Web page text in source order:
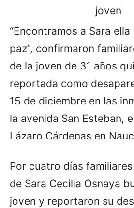
joven
“Encontramos a Sara
paz”, confirmaron
de la joven de 31 años
reportada como
15 de diciembre en las
la avenida San Esteban,
Lázaro Cárdenas en
Por cuatro días
de Sara Cecilia Osnaya
joven y reportaron su